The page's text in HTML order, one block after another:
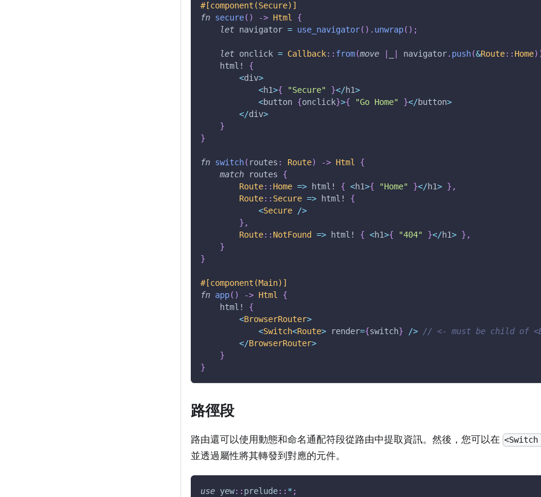
#[component(Secure)]
fn secure( ) -> Html
{
let navigator = use_navigator( ) . unwrap( ) ;
let onclick = Callback:: from(move navigator. push(&Route:: Home)
html!
{
<div>
<h1>{ "Secure" }</h1>
<button {onclick}>{ "Go Home" }</button>
</div>
}
}
fn switch( routes : Route) -> Html
{
match routes {
Route:: Home => html! { <h1>{ "Home" }</h1> } ,
Route:: Secure => html!
{
<Secure />
} ,
Route:: NotFound => html! { <h1>{ "404" }</h1> } ,
}
}
#[component(Main)]
fn app( ) -> Html
{
html!
{
<BrowserRouter>
<Switch<Route> render={switch} /> // <- must be child of
</BrowserRouter>
}
}
路徑段
路由還可以使用動態和命名通配符段從路由中提取資訊。然後，您可以在
並透過屬性將其轉發到對應的元件。
use yew:: prelude:: * ;